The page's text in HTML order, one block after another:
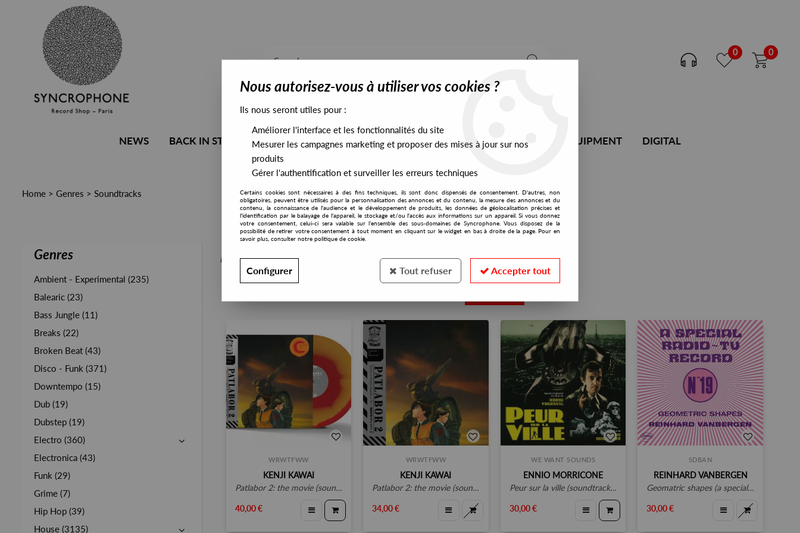
0 0
NEWS BACK IN STOCK ALL STOCK EXCLUSIVES PRESALES EXCLUSIVES DJ EQUIPMENT DIGITAL
Home > Genres > Soundtracks
Genres
Ambient - Experimental (235)
Balearic (23)
Bass Jungle (11)
Breaks (22)
Broken Beat (43)
Disco - Funk (371)
Downtempo (15)
Dub (19)
Dubstep (19)
Electro (360)
Electronica (43)
Funk (29)
Grime (7)
Hip Hop (39)
House (3135)
PRESALES EXCLUSIVES
WRWTFWW
KENJI KAWAI
patlabor 2: the movie (soundtrack)
40,00 €
WRWTFWW
KENJI KAWAI
patlabor 2: the movie (soundtrack)
34,00 €
WE WANT SOUNDS
ENNIO MORRICONE
peur sur la ville (soundtrack) (record store day 2020)
30,00 €
SDBAN
REINHARD VANBERGEN
geomatric shapes (a special radio ~ tv record - n°19)
30,00 €
Nous autorisez-vous à utiliser vos cookies ?
Ils nous seront utiles pour :
Améliorer l'interface et les fonctionnalités du site
Mesurer les campagnes marketing et proposer des mises à jour sur nos
produits
Gérer l'authentification et surveiller les erreurs techniques
Certains cookies sont nécessaires à des fins techniques, ils sont donc dispensés de consentement. D'autres, non
obligatoires, peuvent être utilisés pour la personnalisation des annonces et du contenu, la mesure des annonces et du
contenu, la connaissance de l'audience et le développement de produits, les données de géolocalisation précises et
l'identification par le balayage de l'appareil, le stockage et/ou l'accès aux informations sur un appareil. Si vous donnez
votre consentement, celui-ci sera valable sur l’ensemble des sous-domaines de Syncrophone. Vous disposez de la
possibilité de retirer votre consentement à tout moment en cliquant sur le widget en bas à droite de la page. Pour en
savoir plus, consulter notre politique de cookie.
Configurer Tout refuser Accepter tout